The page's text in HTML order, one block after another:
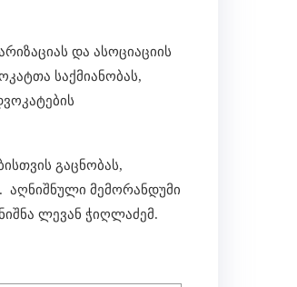
და ასოციაციის
საქმიანობას,
გაცნობას,
აღნიშნული მემორანდუმი
ლევან ჭიღლაძემ.